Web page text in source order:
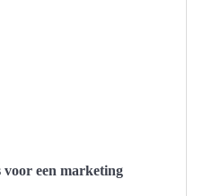
voor een marketing